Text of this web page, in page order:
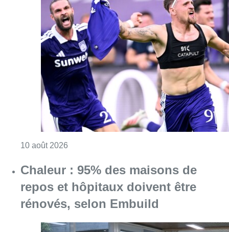
10 août 2026
Chaleur : 95% des maisons de
repos et hôpitaux doivent être
rénovés, selon Embuild